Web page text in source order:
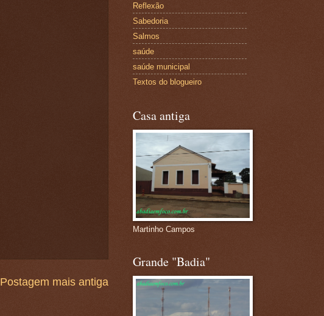
Postagem mais antiga
Reflexão
Sabedoria
Salmos
saúde
saúde municipal
Textos do blogueiro
Casa antiga
Martinho Campos
Grande "Badia"